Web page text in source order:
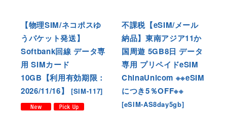
【物理SIM/ネコポスゆ
うパケット発送】
Softbank回線 データ専
用 SIMカード
10GB【利用有効期限：
2026/11/16】
[SIM-117]
不課税【eSIM/メール
納品】東南アジア11か
国周遊 5GB8日 データ
専用 プリペイドeSIM
ChinaUnicom ※※eSIM
につき5％OFF※※
[eSIM-AS8day5gb]